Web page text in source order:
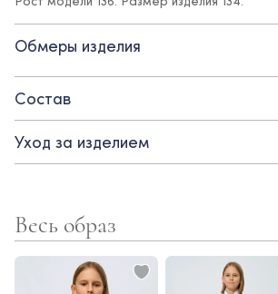
- застежка на прорезные петли и пуговицы
- хлястик с пряжкой для регулировки посадки
- карманы-обманки
- полуприлегающий силуэт
Обмеры изделия
Состав
Уход за изделием
Весь образ